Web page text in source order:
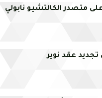
متصدر الكالتشيو نابولي
تجديد عقد نوير